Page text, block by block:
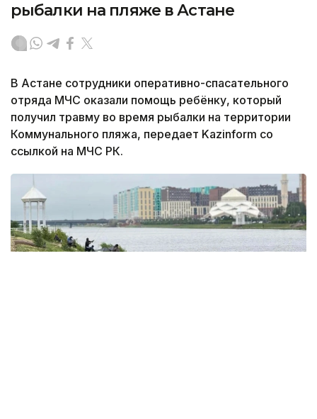
рыбалки на пляже в Астане
В Астане сотрудники оперативно-спасательного
отряда МЧС оказали помощь ребёнку, который
получил травму во время рыбалки на территории
Коммунального пляжа, передает Kazinform со
ссылкой на МЧС РК.